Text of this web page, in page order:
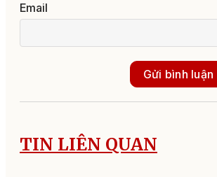
Email
Gửi bình luận
TIN LIÊN QUAN